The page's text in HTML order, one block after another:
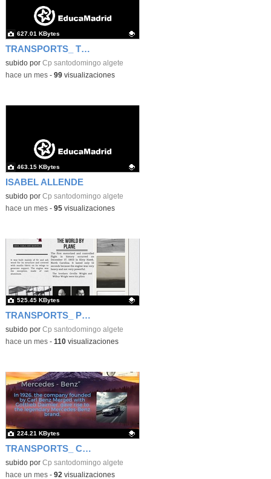
TRANSPORTS_ TIME TRAVEL
Contenido educativo.
subido por Cp santodomingo algete
627.01 KBytes
-hace un mes- 99visualizaciones
ISABEL ALLENDE
Contenido educativo.
subido por Cp santodomingo algete
463.15 KBytes
-hace un mes- 95visualizaciones
TRANSPORTS_ PLANE
Contenido educativo.
subido por Cp santodomingo algete
525.45 KBytes
-hace un mes- 110visualizaciones
TRANSPORTS_ CARS
Contenido educativo.
subido por Cp santodomingo algete
224.21 KBytes
-hace un mes- 92 visualizaciones